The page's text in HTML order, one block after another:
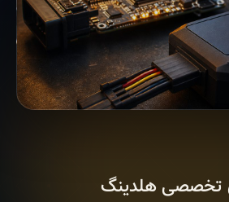
تخصصی هلدینگ